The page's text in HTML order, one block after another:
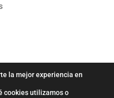
reservados | Creado por
la mejor experiencia en
cookies utilizamos o